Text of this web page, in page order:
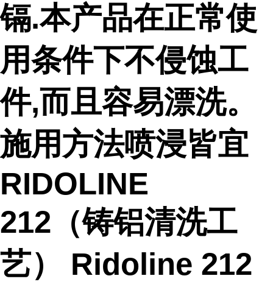
镉.本产品在正常使
用条件下不侵蚀工
件,而且容易漂洗。
施用方法喷浸皆宜
RIDOLINE
212（铸铝清洗工
艺） Ridoline 212